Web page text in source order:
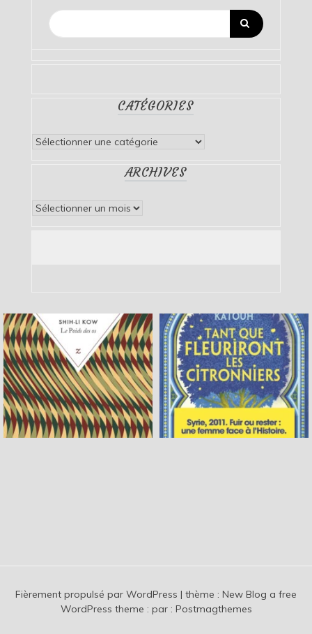
CATÉGORIES
Catégories
ARCHIVES
Archives
Fièrement propulsé par WordPress | thème : New Blog a free
WordPress theme : par : Postmagthemes